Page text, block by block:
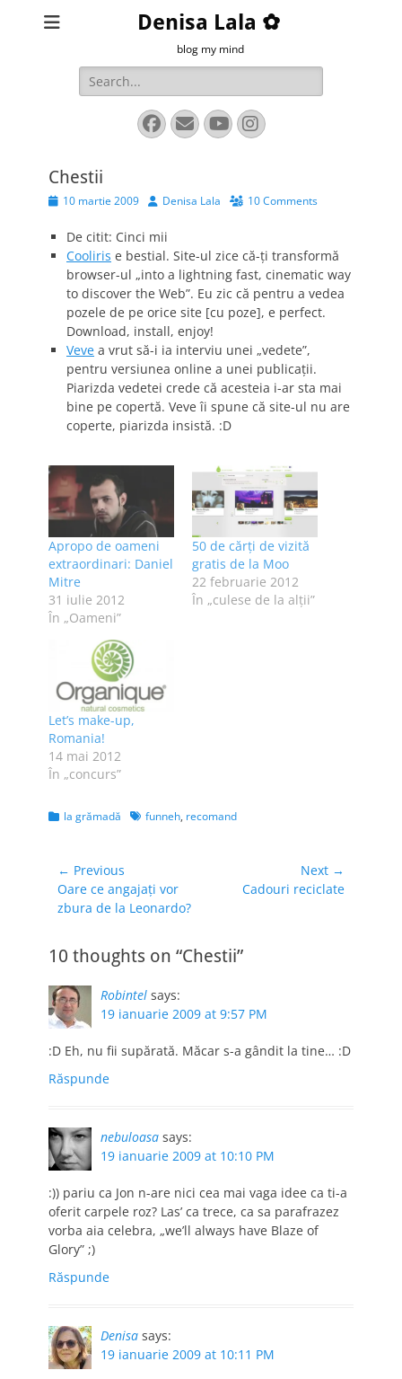
Denisa Lala ✿
blog my mind
Search
for:
Facebook
EmailYouTube
Instagram
Chestii
Posted10 martie 2009 AuthorDenisa Lala 10 Comments
De citit: Cinci mii
Cooliris e bestial. Site-ul zice că-ţi transformă
browser-ul „into a lightning fast, cinematic way
to discover the Web”. Eu zic că pentru a vedea
pozele de pe orice site [cu poze], e perfect.
Download, install, enjoy!
Veve a vrut să-i ia interviu unei „vedete”,
pentru versiunea online a unei publicaţii.
Piarizda vedetei crede că acesteia i-ar sta mai
bine pe copertă. Veve îi spune că site-ul nu are
coperte, piarizda insistă. :D
Apropo de oameni
extraordinari: Daniel
Mitre
31 iulie 2012
În „Oameni”
50 de cărţi de vizită
gratis de la Moo
22 februarie 2012
În „culese de la alţii”
Let’s make-up,
Romania!
14 mai 2012
În „concurs”
Categories
la grămadă Tagsfunneh, recomand
Navigare
în
articole
← Previous
Previous
post:
Oare ce angajaţi vor
zbura de la Leonardo?
Next →
Cadouri reciclate
10 thoughts on “Chestii”
Robintel says:
19 ianuarie 2009 at 9:57 PM
:D Eh, nu fii supărată. Măcar s-a gândit la tine… :D
Răspunde
nebuloasa says:
19 ianuarie 2009 at 10:10 PM
:)) pariu ca Jon n-are nici cea mai vaga idee ca ti-a
oferit carpele roz? Las’ ca trece, ca sa parafrazez
vorba aia celebra, „we’ll always have Blaze of
Glory” ;)
Răspunde
Denisa says:
19 ianuarie 2009 at 10:11 PM